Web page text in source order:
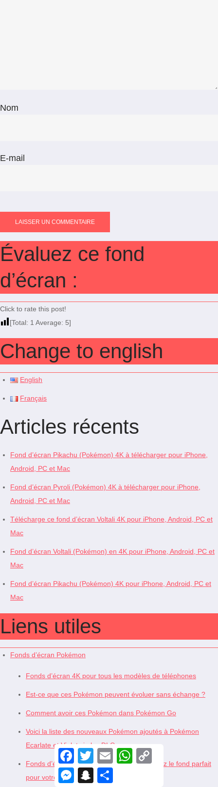
Nom
E-mail
Évaluez ce fond
d’écran :
Click to rate this post!
[Total: 1 Average: 5]
Change to english
English
Français
Articles récents
Fond d’écran Pikachu (Pokémon) 4K à télécharger pour iPhone,
Android, PC et Mac
Fond d’écran Pyroli (Pokémon) 4K à télécharger pour iPhone,
Android, PC et Mac
Télécharge ce fond d’écran Voltali 4K pour iPhone, Android, PC et
Mac
Fond d’écran Voltali (Pokémon) en 4K pour iPhone, Android, PC et
Mac
Fond d’écran Pikachu (Pokémon) 4K pour iPhone, Android, PC et
Mac
Liens utiles
Fonds d’écran Pokémon
Fonds d’écran 4K pour tous les modèles de téléphones
Est-ce que ces Pokémon peuvent évoluer sans échange ?
Comment avoir ces Pokémon dans Pokémon Go
Voici la liste des nouveaux Pokémon ajoutés à Pokémon
Ecarlate et Violet via les DLC
Fonds d’écran en 4K par résolution – Trouvez le fond parfait
pour votre écran
F
T
E
W
M
S